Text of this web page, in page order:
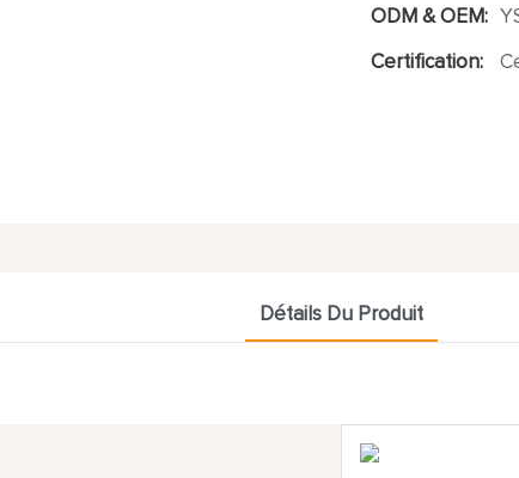
ODM & OEM:
Certification:
Détails Du Produit